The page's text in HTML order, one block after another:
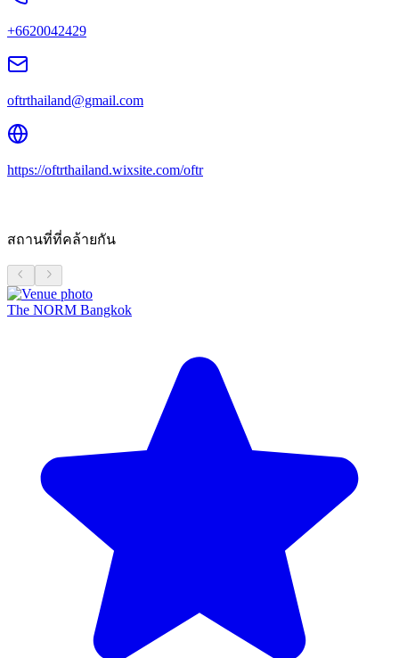
+6620042429
oftrthailand@gmail.com
https://oftrthailand.wixsite.com/oftr
สถานที่ที่คล้ายกัน
The NORM Bangkok